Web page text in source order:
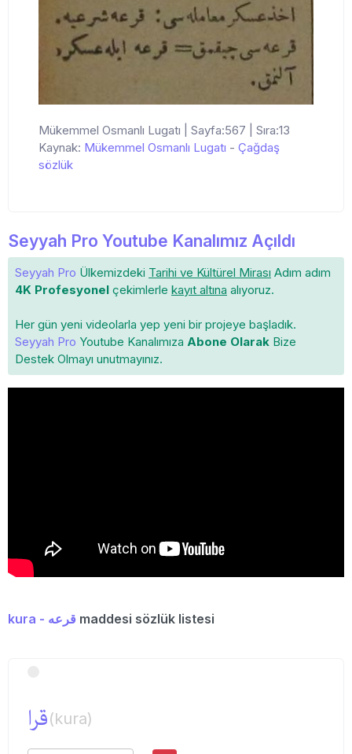
Mükemmel Osmanlı Lugatı | Sayfa:567 | Sıra:13
Kaynak: Mükemmel Osmanlı Lugatı - Çağdaş
sözlük
Seyyah Pro Youtube Kanalımız Açıldı
Seyyah Pro Ülkemizdeki Tarihi ve Kültürel Mirası Adım adım
4K Profesyonel çekimlerle kayıt altına alıyoruz.
Her gün yeni videolarla yep yeni bir projeye başladık.
Seyyah Pro Youtube Kanalımıza Abone Olarak Bize
Destek Olmayı unutmayınız.
kura - قرعه maddesi sözlük listesi
قرا(kura)